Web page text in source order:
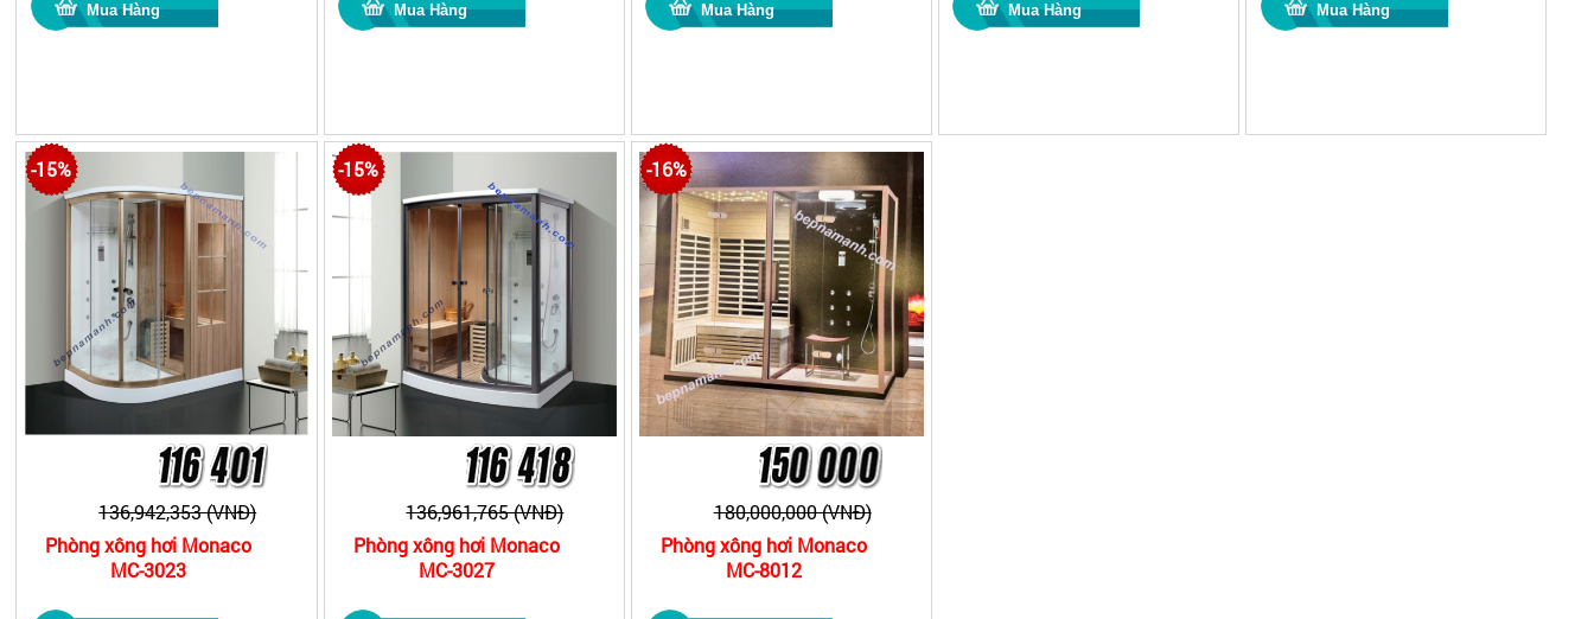
-15%
136,942,353 (VNĐ)
Phòng xông hơi Monaco
MC-3023
-15%
136,961,765 (VNĐ)
Phòng xông hơi Monaco
MC-3027
-16%
180,000,000 (VNĐ)
Phòng xông hơi Monaco
MC-8012